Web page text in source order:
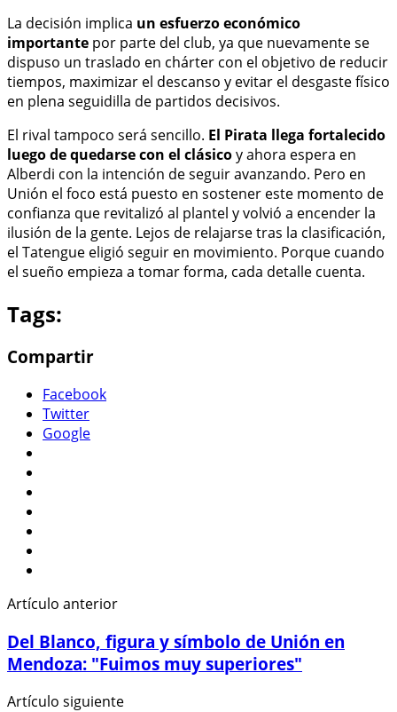
La decisión implica un esfuerzo económico
importante por parte del club, ya que nuevamente se
dispuso un traslado en chárter con el objetivo de reducir
tiempos, maximizar el descanso y evitar el desgaste físico
en plena seguidilla de partidos decisivos.
El rival tampoco será sencillo. El Pirata llega fortalecido
luego de quedarse con el clásicoy ahora espera en
Alberdi con la intención de seguir avanzando. Pero en
Unión el foco está puesto en sostener este momento de
confianza que revitalizó al plantel y volvió a encender la
ilusión de la gente. Lejos de relajarse tras la clasificación,
el Tatengue eligió seguir en movimiento. Porque cuando
el sueño empieza a tomar forma, cada detalle cuenta.
Tags:
Compartir
Facebook
Twitter
Google
Artículo anterior
Del Blanco, figura y símbolo de Unión en
Mendoza: "Fuimos muy superiores"
Artículo siguiente